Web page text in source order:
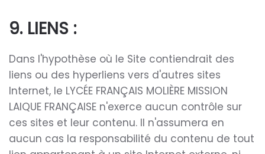
9. LIENS :
Dans l'hypothèse où le Site contiendrait des
liens ou des hyperliens vers d'autres sites
Internet, le LYCÉE FRANÇAIS MOLIÈRE MISSION
LAIQUE FRANÇAISE n'exerce aucun contrôle sur
ces sites et leur contenu. Il n'assumera en
aucun cas la responsabilité du contenu de tout